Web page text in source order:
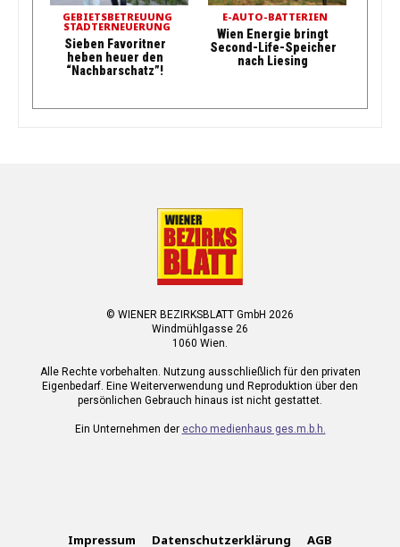
GEBIETSBETREUUNG
STADTERNEUERUNG
Sieben Favoritner
heben heuer den
“Nachbarschatz”!
E-AUTO-BATTERIEN
Wien Energie bringt
Second-Life-Speicher
nach Liesing
© WIENER BEZIRKSBLATT GmbH 2026
Windmühlgasse 26
1060 Wien.
Alle Rechte vorbehalten. Nutzung ausschließlich für den privaten
Eigenbedarf. Eine Weiterverwendung und Reproduktion über den
persönlichen Gebrauch hinaus ist nicht gestattet.
Ein Unternehmen der echo medienhaus ges.m.b.h.
Impressum Datenschutzerklärung AGB